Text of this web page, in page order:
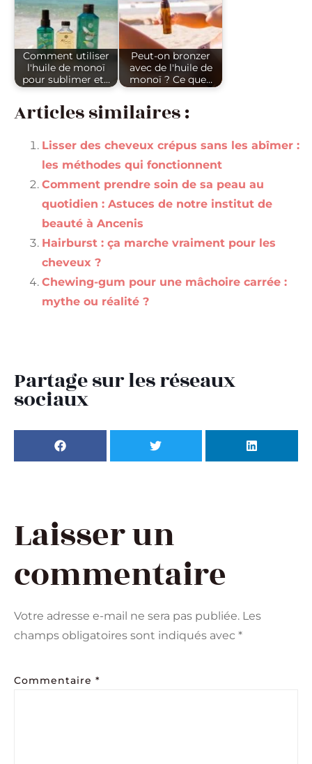
Comment utiliser
l'huile de monoï
pour sublimer et…
Peut-on bronzer
avec de l'huile de
monoï ? Ce que…
Articles similaires :
Lisser des cheveux crépus sans les abîmer :
les méthodes qui fonctionnent
Comment prendre soin de sa peau au
quotidien : Astuces de notre institut de
beauté à Ancenis
Hairburst : ça marche vraiment pour les
cheveux ?
Chewing-gum pour une mâchoire carrée :
mythe ou réalité ?
Partage sur les réseaux
sociaux
Laisser un
commentaire
Votre adresse e-mail ne sera pas publiée. Les
champs obligatoires sont indiqués avec *
Commentaire *